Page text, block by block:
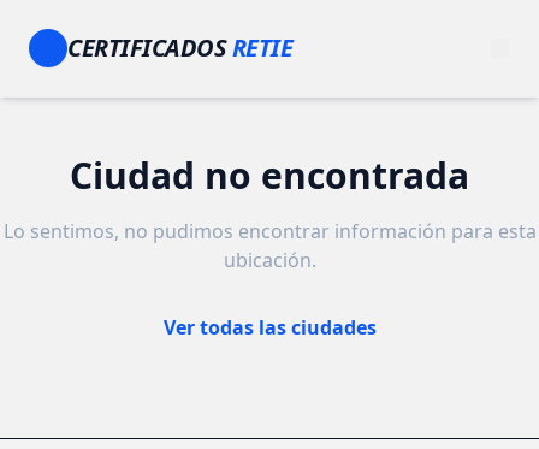
CERTIFICADOSRETIE
Ciudad no encontrada
Lo sentimos, no pudimos encontrar información para esta
ubicación.
Ver todas las ciudades